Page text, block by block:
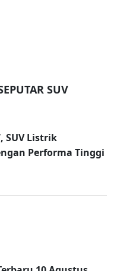
SUV
SUV Listrik
Performa Tinggi